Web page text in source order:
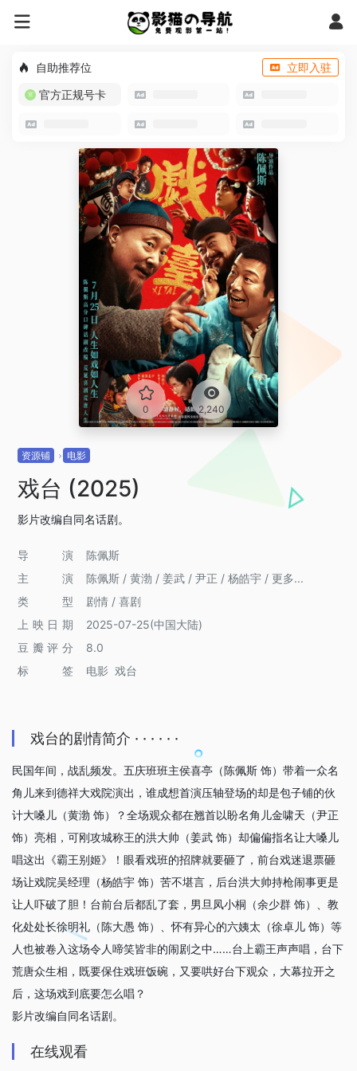
自助推荐位
立即入驻
官方正规号卡
0 2,240
资源铺 电影
戏台 (2025)
影片改编自同名话剧。
导演
陈佩斯
主演
陈佩斯 / 黄渤 / 姜武 / 尹正 / 杨皓宇 / 更多...
类型
剧情 / 喜剧
上映日期
2025-07-25(中国大陆)
豆瓣评分
8.0
标签
电影 戏台
戏台的剧情简介 · · · · · ·
民国年间，战乱频发。五庆班班主侯喜亭（陈佩斯 饰）带着一众名
角儿来到德祥大戏院演出，谁成想首演压轴登场的却是包子铺的伙
计大嗓儿（黄渤 饰）？全场观众都在翘首以盼名角儿金啸天（尹正
饰）亮相，可刚攻城称王的洪大帅（姜武 饰）却偏偏指名让大嗓儿
唱这出《霸王别姬》！眼看戏班的招牌就要砸了，前台戏迷退票砸
场让戏院吴经理（杨皓宇 饰）苦不堪言，后台洪大帅持枪闹事更是
让人吓破了胆！台前台后都乱了套，男旦凤小桐（余少群 饰）、教
化处处长徐明礼（陈大愚 饰）、怀有异心的六姨太（徐卓儿 饰）等
人也被卷入这场令人啼笑皆非的闹剧之中……台上霸王声声唱，台下
荒唐众生相，既要保住戏班饭碗，又要哄好台下观众，大幕拉开之
后，这场戏到底要怎么唱？
影片改编自同名话剧。
在线观看